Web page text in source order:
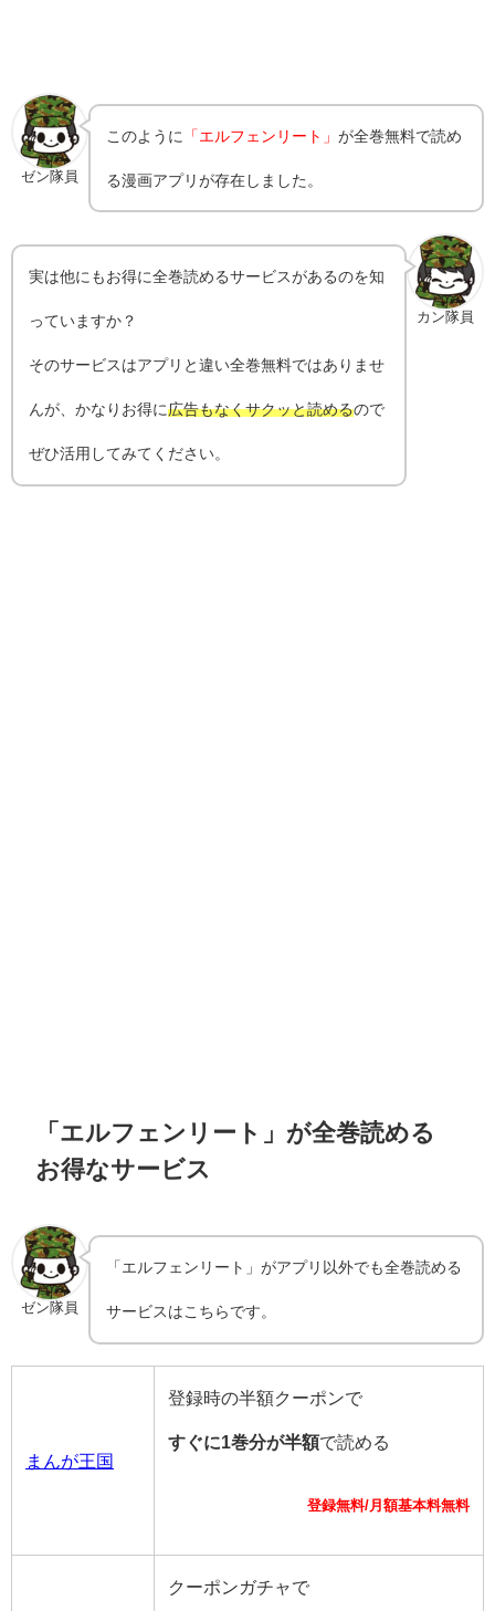
ゼン隊員
このように 「エルフェンリート」が全巻無料で読め
る漫画アプリが存在しました。
カン隊員
実は他にもお得に全巻読めるサービスがあるのを知
っていますか？
そのサービスはアプリと違い全巻無料ではありませ
んが、かなりお得に広告もなくサクッと読めるので
ぜひ活用してみてください。
「エルフェンリート」が全巻読める
お得なサービス
ゼン隊員
「エルフェンリート」がアプリ以外でも全巻読める
サービスはこちらです。
まんが王国
登録時の半額クーポンで
すぐに1巻分が半額で読める
登録無料/月額基本料無料
クーポンガチャで